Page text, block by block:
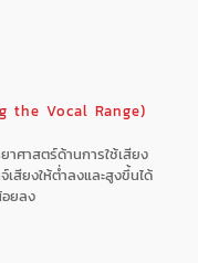
the Vocal Range)
ศาสตร์ด้านการใช้เสียง
สียงให้ต่ำลงและสูงขึ้นได้
ยลง